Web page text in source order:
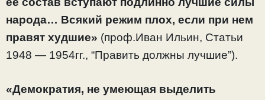
народа… Всякий режим плох, если при нем
правят худшие» (проф.Иван Ильин, Статьи
1948 — 1954гг., “Править должны лучшие”).
«Демократия, не умеющая выделить